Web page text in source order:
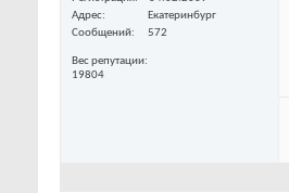
Адрес
Екатеринбург
Сообщений
572
Вес репутации
19804